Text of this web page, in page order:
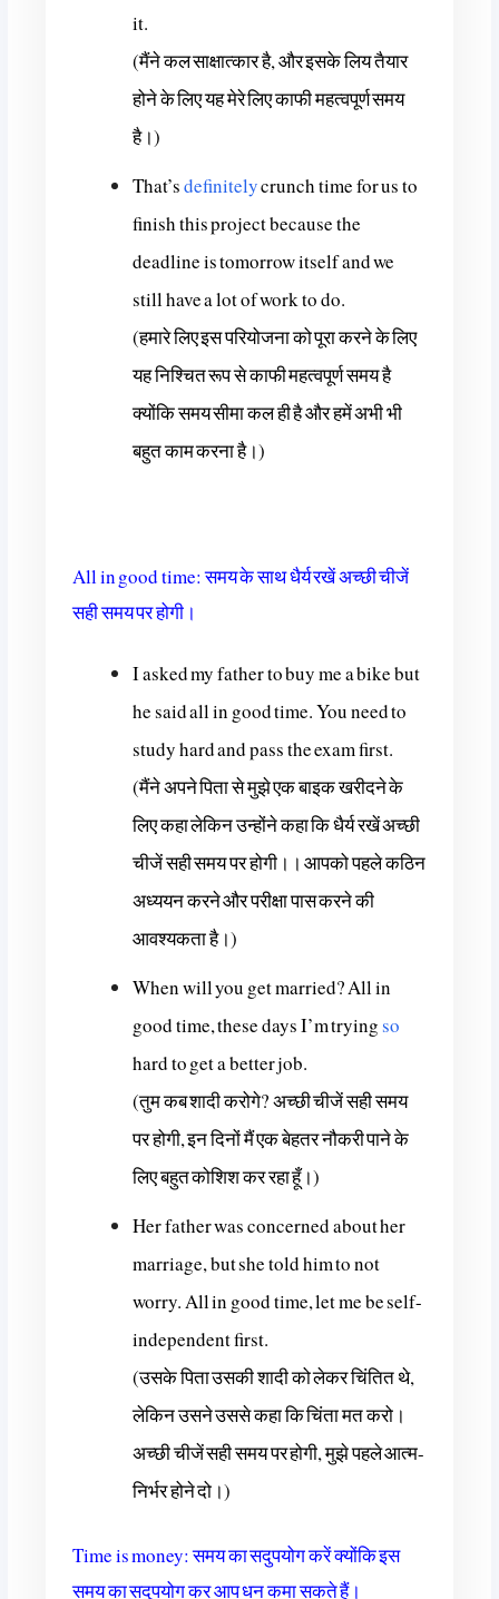
it.
(मैंने कल साक्षात्कार है, और इसके लिय तैयार
होने के लिए यह मेरे लिए काफी महत्वपूर्ण समय
है।)
That’sdefinitelycrunch time for us to
finish this project because the
deadline is tomorrow itself and we
still have a lot of work to do.
(हमारे लिए इस परियोजना को पूरा करने के लिए
यह निश्चित रूप से काफी महत्वपूर्ण समय है
क्योंकि समय सीमा कल ही है और हमें अभी भी
बहुत काम करना है।)
All in good time: समय के साथ धैर्य रखें अच्छी चीजें
सही समय पर होगी।
I asked my father to buy me a bike but
he said all in good time. You need to
study hard and pass the exam first.
(मैंने अपने पिता से मुझे एक बाइक खरीदने के
लिए कहा लेकिन उन्होंने कहा कि धैर्य रखें अच्छी
चीजें सही समय पर होगी।। आपको पहले कठिन
अध्ययन करने और परीक्षा पास करने की
आवश्यकता है।)
When will you get married? All in
good time, these days I’m tryingso
hard to get a better job.
(तुम कब शादी करोगे? अच्छी चीजें सही समय
पर होगी, इन दिनों मैं एक बेहतर नौकरी पाने के
लिए बहुत कोशिश कर रहा हूँ।)
Her father was concerned about her
marriage, but she told him to not
worry. All in good time, let me be self-
independent first.
(उसके पिता उसकी शादी को लेकर चिंतित थे,
लेकिन उसने उससे कहा कि चिंता मत करो।
अच्छी चीजें सही समय पर होगी, मुझे पहले आत्म-
निर्भर होने दो।)
Time is money: समय का सदुपयोग करें क्योंकि इस
समय का सदुपयोग कर आप धन कमा सकते हैं।